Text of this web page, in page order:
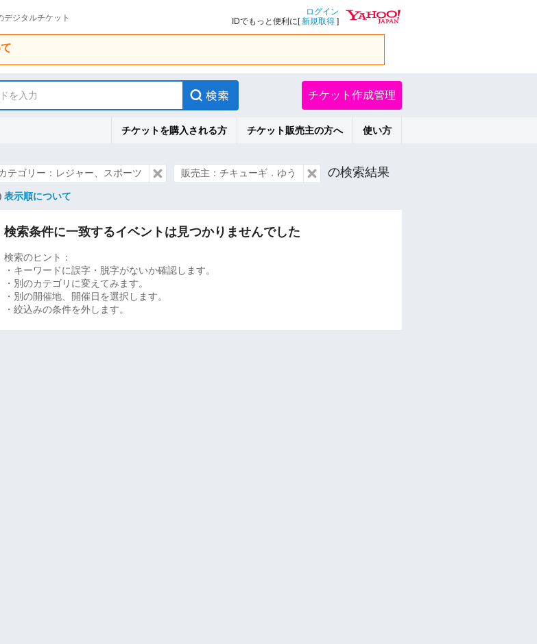
ジタルチケット
ログイン
IDでもっと便利に[新規取得 ]
を入力 チケット作成管理
チケットを購入される方 チケット販売主の方へ 使い方
テゴリー：レジャー、スポーツ 販売主：チキューギ．ゆう の検索結果
表示順について
検索条件に一致するイベントは見つかりませんでした
検索のヒント：
・キーワードに誤字・脱字がないか確認します。
・別のカテゴリに変えてみます。
・別の開催地、開催日を選択します。
・絞込みの条件を外します。